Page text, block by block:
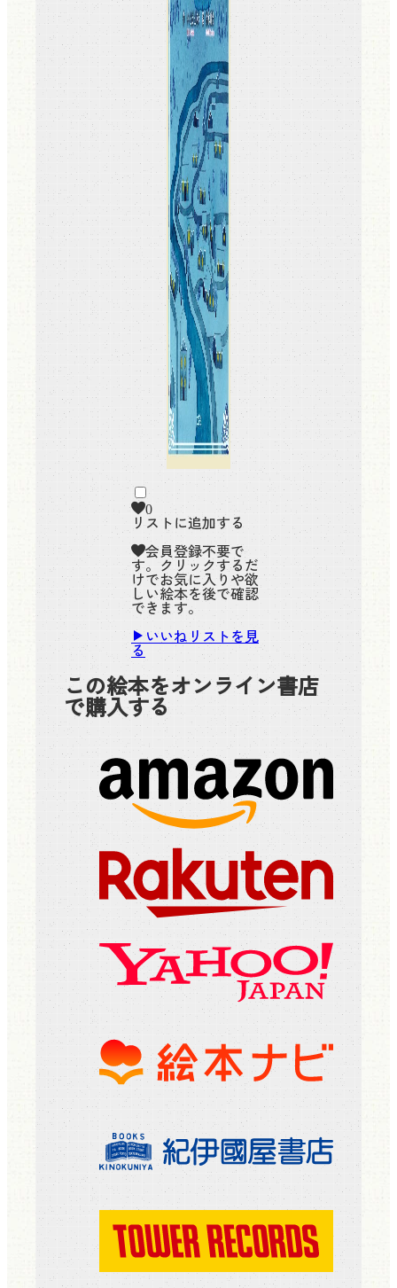
0
リストに追加する
会員登録不要で
す。クリックするだ
けでお気に入りや欲
しい絵本を後で確認
できます。
いいねリストを見
る
この絵本をオンライン書店
で購入する